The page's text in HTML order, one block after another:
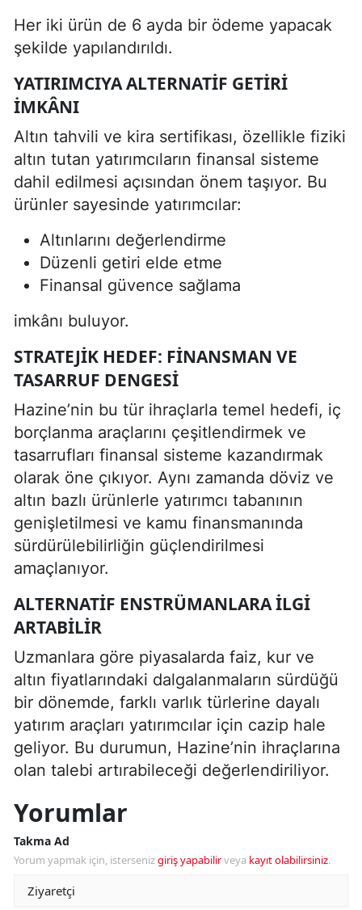
Her iki ürün de 6 ayda bir ödeme yapacak
şekilde yapılandırıldı.
YATIRIMCIYA ALTERNATIF GETIRI
IMKÂNI
Altın tahvili ve kira sertifikası, özellikle fiziki
altın tutan yatırımcıların finansal sisteme
dahil edilmesi açısından önem taşıyor. Bu
ürünler sayesinde yatırımcılar:
Altınlarını değerlendirme
Düzenli getiri elde etme
Finansal güvence sağlama
imkânı buluyor.
STRATEJIK HEDEF: FINANSMAN VE
TASARRUF DENGESI
Hazine’nin bu tür ihraçlarla temel hedefi, iç
borçlanma araçlarını çeşitlendirmek ve
tasarrufları finansal sisteme kazandırmak
olarak öne çıkıyor. Aynı zamanda döviz ve
altın bazlı ürünlerle yatırımcı tabanının
genişletilmesi ve kamu finansmanında
sürdürülebilirliğin güçlendirilmesi
amaçlanıyor.
ALTERNATIF ENSTRÜMANLARA ILGI
ARTABILIR
Uzmanlara göre piyasalarda faiz, kur ve
altın fiyatlarındaki dalgalanmaların sürdüğü
bir dönemde, farklı varlık türlerine dayalı
yatırım araçları yatırımcılar için cazip hale
geliyor. Bu durumun, Hazine’nin ihraçlarına
olan talebi artırabileceği değerlendiriliyor.
Yorumlar
Takma Ad
Yorum yapmak için, istersenizgiriş yapabilirveya kayıt olabilirsiniz.